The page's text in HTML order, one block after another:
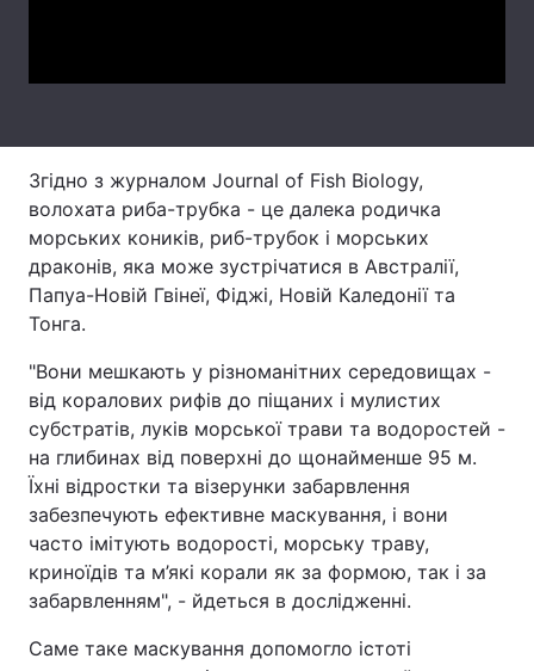
Згідно з журналом Journal of Fish Biology,
волохата риба-трубка - це далека родичка
морських коників, риб-трубок і морських
драконів, яка може зустрічатися в Австралії,
Папуа-Новій Гвінеї, Фіджі, Новій Каледонії та
Тонга.
"Вони мешкають у різноманітних середовищах -
від коралових рифів до піщаних і мулистих
субстратів, луків морської трави та водоростей -
на глибинах від поверхні до щонайменше 95 м.
Їхні відростки та візерунки забарвлення
забезпечують ефективне маскування, і вони
часто імітують водорості, морську траву,
криноїдів та м’які корали як за формою, так і за
забарвленням", - йдеться в дослідженні.
Саме таке маскування допомогло істоті